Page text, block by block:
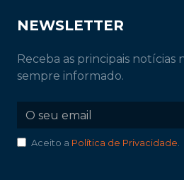
NEWSLETTER
Receba as principais notícias
sempre informado.
Aceito a Política de Privacidade.